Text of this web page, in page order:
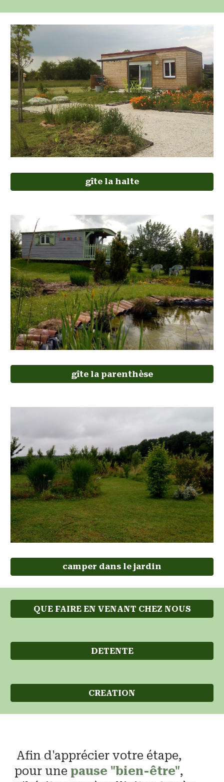
gîte la halte
gîte la parenthèse
camper dans le jardin
QUE FAIRE EN VENANT CHEZ NOUS
DETENTE
CREATION
Afin d'apprécier votre étape,
pour une pause "bien-être",